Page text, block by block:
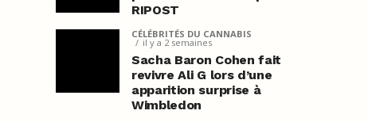
RIPOST
CÉLÉBRITÉS DU CANNABIS
il y a 2 semaines
Sacha Baron Cohen fait
revivre Ali G lors d’une
apparition surprise à
Wimbledon